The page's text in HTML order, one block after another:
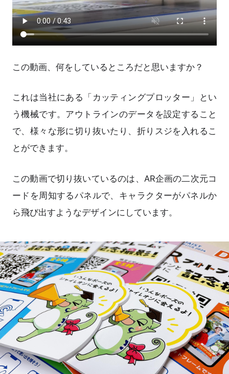
この動画、何をしているところだと思いますか？
これは当社にある「カッティングプロッター」とい
う機械です。アウトラインのデータを設定すること
で、様々な形に切り抜いたり、折りスジを入れるこ
とができます。
この動画で切り抜いているのは、AR企画の二次元コ
ードを周知するパネルで、キャラクターがパネルか
ら飛び出すようなデザインにしています。